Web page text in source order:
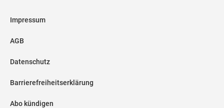
Impressum
AGB
Datenschutz
Barrierefreiheitserklärung
Abo kündigen